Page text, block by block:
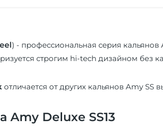
) - профессиональная серия
строгим hi-tech дизайном без
отличается от других кальянов Amy SS
Deluxe SS13